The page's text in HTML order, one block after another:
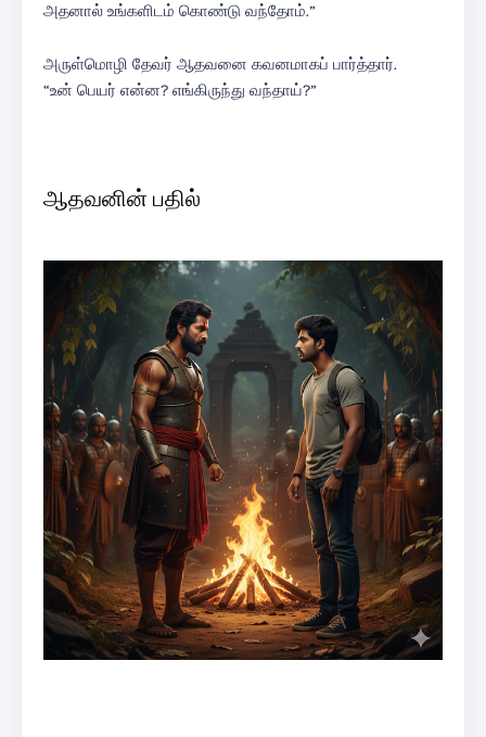
அதனால் உங்களிடம் கொண்டு வந்தோம்.”
அருள்மொழி தேவர் ஆதவனை கவனமாகப் பார்த்தார்.
“உன் பெயர் என்ன? எங்கிருந்து வந்தாய்?”
ஆதவனின் பதில்